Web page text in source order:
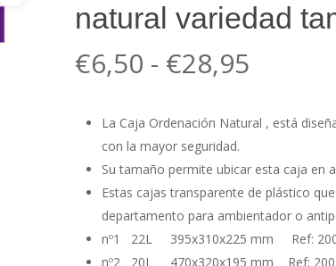
natural variedad
€6,50 - €28,95Rango
€6,50
hasta
€28,95
La Caja Ordenación Natural , está
con la mayor seguridad.
Su tamaño permite ubicar esta caja en
Estas cajas transparente de plástico
departamento para ambientador o
nº1 22L 395x310x225 mm Ref:
nº2 20L 470x320x195 mm Ref: